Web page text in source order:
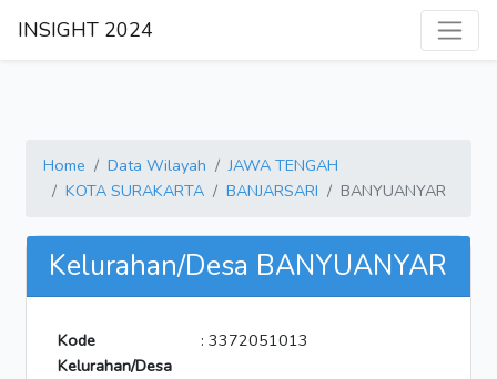
INSIGHT 2024
Home Data Wilayah
JAWA TENGAH
KOTA SURAKARTA
BANJARSARI BANYUANYAR
Kelurahan/Desa BANYUANYAR
Kode
Kelurahan/Desa
: 3372051013